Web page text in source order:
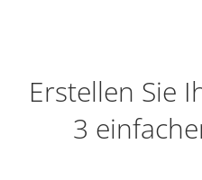
Erstellen Sie
3